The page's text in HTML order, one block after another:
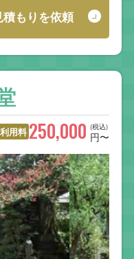
積もりを依頼
用料 (税込)
250,000 円〜